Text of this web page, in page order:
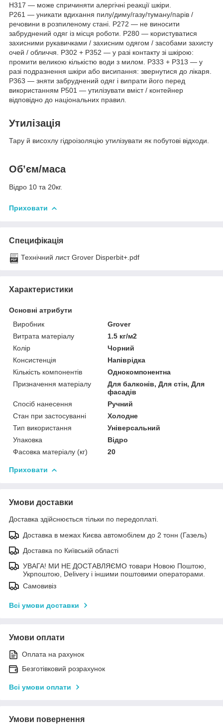
H317 — може спричиняти алергічні реакції шкіри.
P261 — уникати вдихання пилу/диму/газу/туману/парів /
речовини в розпиленому стані. P272 — не виносити
забруднений одяг із місця роботи. Р280 — користуватися
захисними рукавичками / захисним одягом / засобами захисту
очей / обличчя. P302 + P352 — у разі контакту зі шкірою:
промити великою кількістю води з милом. Р333 + Р313 — у
разі подразнення шкіри або висипання: звернутися до лікаря.
P363 — зняти забруднений одяг і випрати його перед
використанням P501 — утилізувати вміст / контейнер
відповідно до національних правил.
Утилізація
Тару й висохлу гідроізоляцію утилізувати як побутові відходи.
Об’єм/маса
Відро 10 та 20кг.
Приховати
Специфікація
Технічний лист Grover Disperbit+.pdf
Характеристики
Основні атрибути
Виробник
Grover
Витрата матеріалу
1.5 кг/м2
Колір
Чорний
Консистенція
Напіврідка
Кількість компонентів
Однокомпонентна
Призначення матеріалу
Для балконів, Для стін, Для
фасадів
Спосіб нанесення
Ручний
Стан при застосуванні
Холодне
Тип використання
Універсальний
Упаковка
Відро
Фасовка матеріалу (кг)
20
Приховати
Умови доставки
Доставка здійснюється тільки по передоплаті.
Доставка в межах Києва автомобілем до 2 тонн (Газель)
Доставка по Київській області
УВАГА! МИ НЕ ДОСТАВЛЯЄМО товари Новою Поштою,
Укрпоштою, Delivery і іншими поштовими операторами.
Самовивіз
Всі умови доставки
Умови оплати
Оплата на рахунок
Безготівковий розрахунок
Всі умови оплати
Умови повернення